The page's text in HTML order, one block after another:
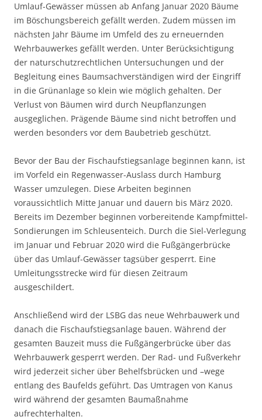
Umlauf-Gewässer müssen ab Anfang Januar 2020 Bäume
im Böschungsbereich gefällt werden. Zudem müssen im
nächsten Jahr Bäume im Umfeld des zu erneuernden
Wehrbauwerkes gefällt werden. Unter Berücksichtigung
der naturschutzrechtlichen Untersuchungen und der
Begleitung eines Baumsachverständigen wird der Eingriff
in die Grünanlage so klein wie möglich gehalten. Der
Verlust von Bäumen wird durch Neupflanzungen
ausgeglichen. Prägende Bäume sind nicht betroffen und
werden besonders vor dem Baubetrieb geschützt.
Bevor der Bau der Fischaufstiegsanlage beginnen kann, ist
im Vorfeld ein Regenwasser-Auslass durch Hamburg
Wasser umzulegen. Diese Arbeiten beginnen
voraussichtlich Mitte Januar und dauern bis März 2020.
Bereits im Dezember beginnen vorbereitende Kampfmittel-
Sondierungen im Schleusenteich. Durch die Siel-Verlegung
im Januar und Februar 2020 wird die Fußgängerbrücke
über das Umlauf-Gewässer tagsüber gesperrt. Eine
Umleitungsstrecke wird für diesen Zeitraum
ausgeschildert.
Anschließend wird der LSBG das neue Wehrbauwerk und
danach die Fischaufstiegsanlage bauen. Während der
gesamten Bauzeit muss die Fußgängerbrücke über das
Wehrbauwerk gesperrt werden. Der Rad- und Fußverkehr
wird jederzeit sicher über Behelfsbrücken und –wege
entlang des Baufelds geführt. Das Umtragen von Kanus
wird während der gesamten Baumaßnahme
aufrechterhalten.